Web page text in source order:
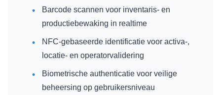
Barcode scannen voor inventaris- en
productiebewaking in realtime
NFC-gebaseerde identificatie voor activa-,
locatie- en operatorvalidering
Biometrische authenticatie voor veilige
beheersing op gebruikersniveau